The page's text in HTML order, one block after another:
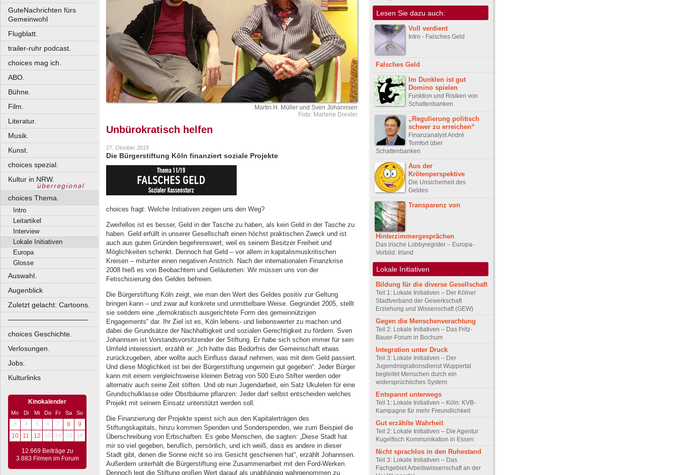
GuteNachrichten fürs
Gemeinwohl
Flugblatt.
trailer-ruhr podcast.
choices mag ich.
ABO.
Bühne.
Film.
Literatur.
Musik.
Kunst.
choices spezial.
Kultur in NRW.
choices Thema.
Intro
Leitartikel
Interview
Lokale Initiativen
Europa
Glosse
Auswahl.
Augenblick
Zuletzt gelacht: Cartoons.
––––––––––––––––––––
choices Geschichte.
Verlosungen.
Jobs.
Kulturlinks
Kinokalender
Mo Di Mi Do Fr Sa
So
3
4 5 6 7 8
9
10
11 12 13 14 15 16
12.669 Beiträge zu
3.883 Filmen im Forum
Martin H. Müller und Sven Johannsen
Foto: Marlene Drexler
Unbürokratisch helfen
27. Oktober 2019
Die Bürgerstiftung Köln finanziert soziale Projekte
choices fragt: Welche Initiativen zeigen uns den Weg?
Zweifellos ist es besser, Geld in der Tasche zu haben, als kein Geld in der Tasche zu
haben. Geld erfüllt in unserer Gesellschaft einen höchst praktischen Zweck und ist
auch aus guten Gründen begehrenswert, weil es seinem Besitzer Freiheit und
Möglichkeiten schenkt. Dennoch hat Geld – vor allem in kapitalismuskritischen
Kreisen – mitunter einen negativen Anstrich. Nach der internationalen Finanzkrise
2008 hieß es von Beobachtern und Geläuterten: Wir müssen uns von der
Fetischisierung des Geldes befreien.
Die Bürgerstiftung Köln zeigt, wie man den Wert des Geldes positiv zur Geltung
bringen kann – und zwar auf konkrete und unmittelbare Weise. Gegründet 2005, stellt
sie seitdem eine „demokratisch ausgerichtete Form des gemeinnützigen
Engagements“ dar. Ihr Ziel ist es, Köln lebens- und liebenswerter zu machen und
dabei die Grundsätze der Nachhaltigkeit und sozialen Gerechtigkeit zu fördern. Sven
Johannsen ist Vorstandsvorsitzender der Stiftung. Er habe sich schon immer für sein
Umfeld interessiert, erzählt er: „Ich hatte das Bedürfnis der Gemeinschaft etwas
zurückzugeben, aber wollte auch Einfluss darauf nehmen, was mit dem Geld passiert.
Und diese Möglichkeit ist bei der Bürgerstiftung ungemein gut gegeben“. Jeder Bürger
kann mit einem vergleichsweise kleinen Betrag von 500 Euro Stifter werden oder
alternativ auch seine Zeit stiften. Und ob nun Jugendarbeit, ein Satz Ukulelen für eine
Grundschulklasse oder Obstbäume pflanzen: Jeder darf selbst entscheiden welches
Projekt mit seinem Einsatz unterstützt werden soll.
Die Finanzierung der Projekte speist sich aus den Kapitalerträgen des
Stiftungskapitals, hinzu kommen Spenden und Sonderspenden, wie zum Beispiel die
Überschreibung von Erbschaften: Es gebe Menschen, die sagten: „Diese Stadt hat
mir so viel gegeben, beruflich, persönlich, und ich weiß, dass es andere in dieser
Stadt gibt, denen die Sonne nicht so ins Gesicht geschienen hat“, erzählt Johannsen.
Außerdem unterhält die Bürgerstiftung eine Zusammenarbeit mit den Ford-Werken.
Dennoch legt die Stiftung großen Wert darauf als unabhängig wahrgenommen zu
Lesen Sie dazu auch:
Voll verdient
Intro - Falsches Geld
Falsches Geld
Im Dunklen ist gut
Domino spielen
Funktion und Risiken von
Schattenbanken
„Regulierung politisch
schwer zu erreichen“
Finanzanalyst André
Tomfort über
Schattenbanken
Aus der
Krötenperspektive
Die Unsicherheit des
Geldes
Transparenz von
Hinterzimmergesprächen
Das irische Lobbyregister – Europa-
Vorbild: Irland
Lokale Initiativen
Bildung für die diverse Gesellschaft
Teil 1: Lokale Initiativen – Der Kölner
Stadtverband der Gewerkschaft
Erziehung und Wissenschaft (GEW)
Gegen die Menschenverachtung
Teil 2: Lokale Initiativen – Das Fritz-
Bauer-Forum in Bochum
Integration unter Druck
Teil 3: Lokale Initiativen – Der
Jugendmigrationsdienst Wuppertal
begleitet Menschen durch ein
widersprüchliches System
Entspannt unterwegs
Teil 1: Lokale Initiativen – Köln: KVB-
Kampagne für mehr Freundlichkeit
Gut erzählte Wahrheit
Teil 2: Lokale Initiativen – Die Agentur
Kugelfisch Kommunikation in Essen
Nicht sprachlos in den Ruhestand
Teil 3: Lokale Initiativen – Das
Fachgebiet Arbeitswissenschaft an der